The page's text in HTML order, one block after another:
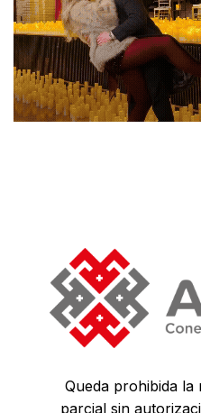
Queda prohibida
parcial sin